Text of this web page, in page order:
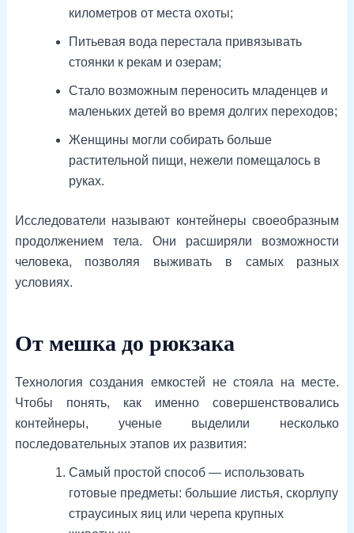
километров от места охоты;
Питьевая вода перестала привязывать
стоянки к рекам и озерам;
Стало возможным переносить младенцев и
маленьких детей во время долгих переходов;
Женщины могли собирать больше
растительной пищи, нежели помещалось в
руках.
Исследователи называют контейнеры своеобразным
продолжением тела. Они расширяли возможности
человека, позволяя выживать в самых разных
условиях.
От мешка до рюкзака
Технология создания емкостей не стояла на месте.
Чтобы понять, как именно совершенствовались
контейнеры, ученые выделили несколько
последовательных этапов их развития:
Самый простой способ — использовать
готовые предметы: большие листья, скорлупу
страусиных яиц или черепа крупных